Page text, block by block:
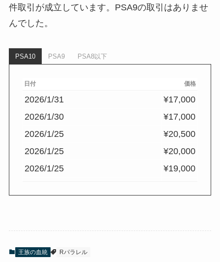
件取引が成立しています。PSA9の取引はありませ
んでした。
PSA10 PSA9 PSA8以下
日付 価格
2026/1/31
¥17,000
2026/1/30
¥17,000
2026/1/25
¥20,500
2026/1/25
¥20,000
2026/1/25
¥19,000
2026/1/12
王族の血統 Rパラレル